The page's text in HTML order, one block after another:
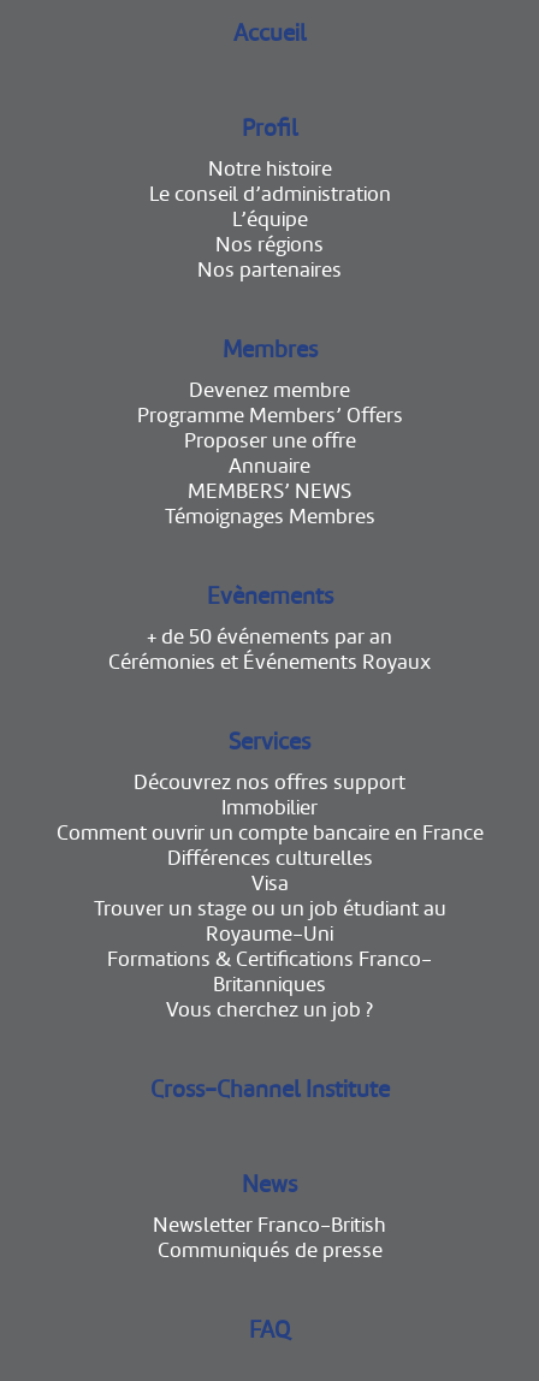
Accueil
Profil
Notre histoire
Le conseil d’administration
L’équipe
Nos régions
Nos partenaires
Membres
Devenez membre
Programme Members’ Offers
Proposer une offre
Annuaire
MEMBERS’ NEWS
Témoignages Membres
Evènements
+ de 50 événements par an
Cérémonies et Événements Royaux
Services
Découvrez nos offres support
Immobilier
Comment ouvrir un compte bancaire en France
Différences culturelles
Visa
Trouver un stage ou un job étudiant au
Royaume-Uni
Formations & Certifications Franco-
Britanniques
Vous cherchez un job ?
Cross-Channel Institute
News
Newsletter Franco-British
Communiqués de presse
FAQ